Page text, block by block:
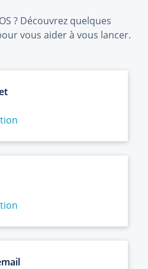
? Découvrez quelques
vous aider à vous lancer.